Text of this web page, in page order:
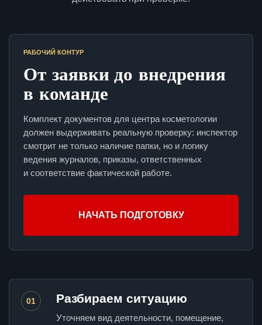
РАБОЧИЙ КОНТУР
От заявки до внедрения
в команде
Комплект документов для центра косметологии
должен выдерживать реальную проверку: инспектор
смотрит не только наличие папки, но и логику
ведения журналов, приказы, ответственных
и соответствие фактической работе.
НАЧАТЬ ПОДГОТОВКУ
01 Разбираем ситуацию
Уточняем вид деятельности, помещение,